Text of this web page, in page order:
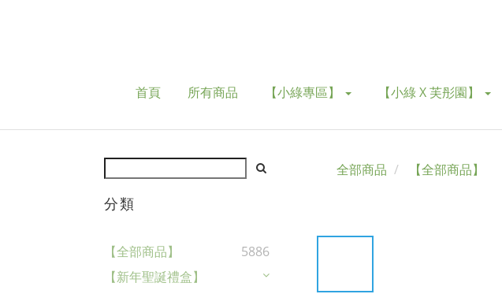
首頁 所有商品 【小綠專區】 【小綠 X 芙彤園】
分類
【全部商品】
5886
【新年聖誕禮盒】
全部商品 【全部商品】